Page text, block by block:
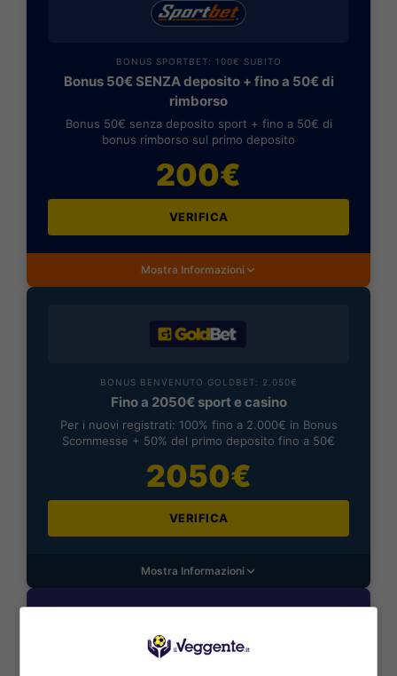
BONUS SPORTBET: 100€ SUBITO
Bonus 50€ SENZA deposito + fino a 50€ di
rimborso
Bonus 50€ senza deposito sport + fino a 50€ di
bonus rimborso sul primo deposito
200€
VERIFICA
Mostra Informazioni
BONUS BENVENUTO GOLDBET: 2.050€
Fino a 2050€ sport e casino
Per i nuovi registrati: 100% fino a 2.000€ in Bonus
Scommesse + 50% del primo deposito fino a 50€
2050€
VERIFICA
Mostra Informazioni